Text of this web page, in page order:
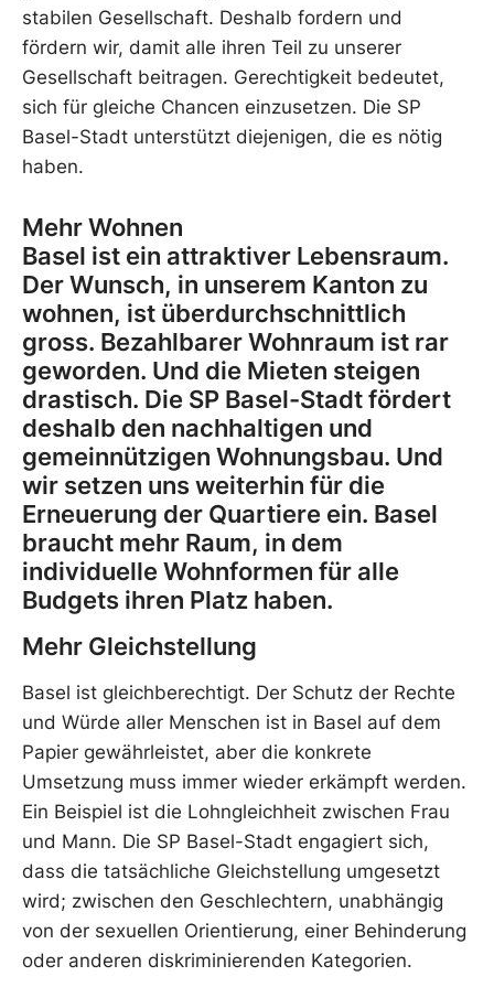
stabilen Gesellschaft. Deshalb fordern und
fördern wir, damit alle ihren Teil zu unserer
Gesellschaft beitragen. Gerechtigkeit bedeutet,
sich für gleiche Chancen einzusetzen. Die SP
Basel-Stadt unterstützt diejenigen, die es nötig
haben.
Mehr Wohnen
Basel ist ein attraktiver Lebensraum.
Der Wunsch, in unserem Kanton zu
wohnen, ist überdurchschnittlich
gross. Bezahlbarer Wohnraum ist rar
geworden. Und die Mieten steigen
drastisch. Die SP Basel-Stadt fördert
deshalb den nachhaltigen und
gemeinnützigen Wohnungsbau. Und
wir setzen uns weiterhin für die
Erneuerung der Quartiere ein. Basel
braucht mehr Raum, in dem
individuelle Wohnformen für alle
Budgets ihren Platz haben.
Mehr Gleichstellung
Basel ist gleichberechtigt. Der Schutz der Rechte
und Würde aller Menschen ist in Basel auf dem
Papier gewährleistet, aber die konkrete
Umsetzung muss immer wieder erkämpft werden.
Ein Beispiel ist die Lohngleichheit zwischen Frau
und Mann. Die SP Basel-Stadt engagiert sich,
dass die tatsächliche Gleichstellung umgesetzt
wird; zwischen den Geschlechtern, unabhängig
von der sexuellen Orientierung, einer Behinderung
oder anderen diskriminierenden Kategorien.